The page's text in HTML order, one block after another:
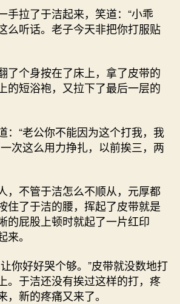
手拉了于洁起来，笑道：“小乖
么听话。老子今天非把你打服贴
了个身按在了床上，拿了皮带的
的短浴袍，又拉下了最后一层的
：“老公你不能因为这个打我，我
次这么用力挣扎，以前挨三，两
，不管于洁怎么不顺从，元厚都
住了于洁的腰，挥起了皮带就是
的屁股上顿时就起了一片红印
。
你好好哭个够。”皮带就没数地打
。于洁还没有挨过这样的打，疼
，新的疼痛又来了。